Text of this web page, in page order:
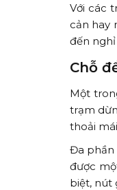
Với các
cản hay
đến
Chỗ
Một
trạm
thoải
Đa phần
được
biệt, nút